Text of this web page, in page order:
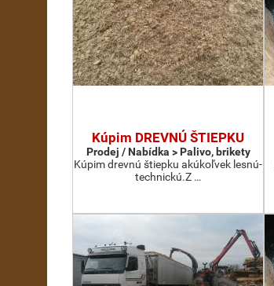
Kúpim DREVNÚ ŠTIEPKU
Prodej / Nabídka > Palivo, brikety
Kúpim drevnú štiepku akúkoľvek lesnú-
technickú.Z …